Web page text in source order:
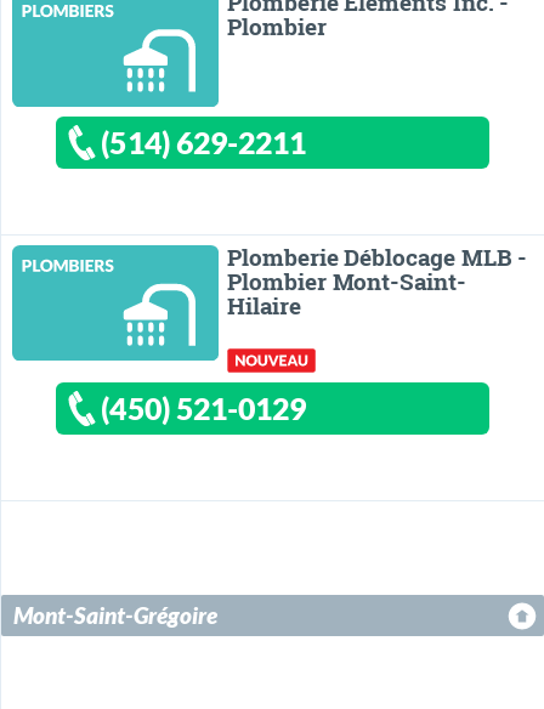
Plombier
(514) 629-2211
Plomberie Déblocage MLB -
Plombier Mont-Saint-
Hilaire
(450) 521-0129
Mont-Saint-Grégoire